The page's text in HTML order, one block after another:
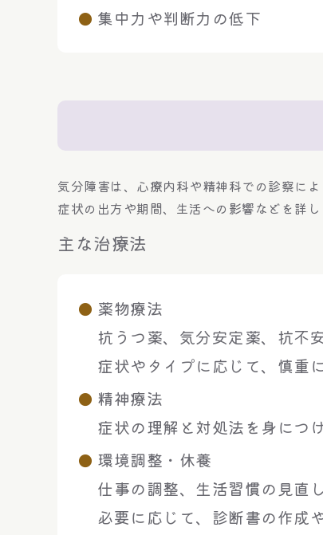
集中力や判断力の低下
気分障害は、心療内科や精神科での診察によ
症状の出方や期間、生活への影響などを詳
主な治療法
薬物療法
抗うつ薬、気分安定薬、抗不
症状やタイプに応じて、慎重
精神療法
症状の理解と対処法を身につけ
環境調整・休養
仕事の調整、生活習慣の見直
必要に応じて、診断書の作成